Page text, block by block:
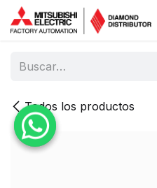
Ir al contenido
Todos los productos